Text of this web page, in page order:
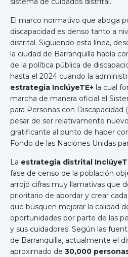
El marco normativo que aboga
discapacidad es denso tanto a
distrital. Siguiendo esta línea,
la ciudad de Barranquilla había
de la política pública de
hasta el 2024 cuando la
estrategia InclúyeTE+ la cual
marcha de manera oficial el
para Personas con Discapacidad
pesar de ser relativamente
gratificante al punto de haber
Fondo de las Naciones Unidas
La estrategia distrital
fase de censo de la población
arrojó cifras muy llamativas que
prioritario de abordar y crear
que busquen mejorar la calidad
oportunidades por parte de las
y sus cuidadores. Según las
de Barranquilla, actualmente el
aproximado de 30,000